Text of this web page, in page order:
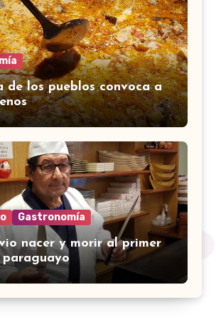
de los pueblos convoca a
Gastronomía
nacer y morir al primer
paraguayo